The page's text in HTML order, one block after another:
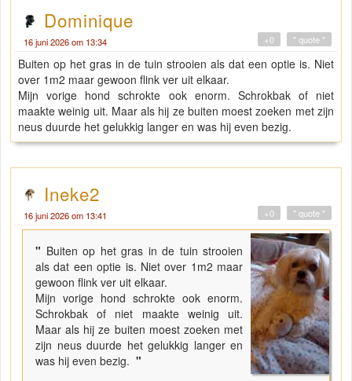
Dominique
16 juni 2026 om 13:34 " quote "
+0
Buiten op het gras in de tuin strooien als dat een optie is. Niet
over 1m2 maar gewoon flink ver uit elkaar.
Mijn vorige hond schrokte ook enorm. Schrokbak of niet
maakte weinig uit. Maar als hij ze buiten moest zoeken met zijn
neus duurde het gelukkig langer en was hij even bezig.
Ineke2
16 juni 2026 om 13:41 " quote "
+0
" Buiten op het gras in de tuin strooien
als dat een optie is. Niet over 1m2 maar
gewoon flink ver uit elkaar.
Mijn vorige hond schrokte ook enorm.
Schrokbak of niet maakte weinig uit.
Maar als hij ze buiten moest zoeken met
zijn neus duurde het gelukkig langer en
was hij even bezig. "